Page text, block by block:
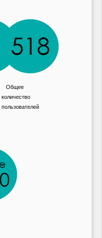
Общее
количество
пользователей